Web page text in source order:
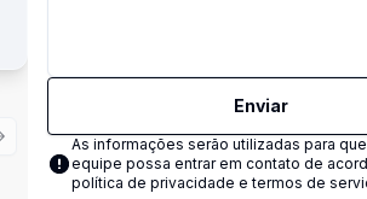
slide
slide
Enviar
As informações serão utilizadas para
equipe possa entrar em contato de
política de privacidade e termos de